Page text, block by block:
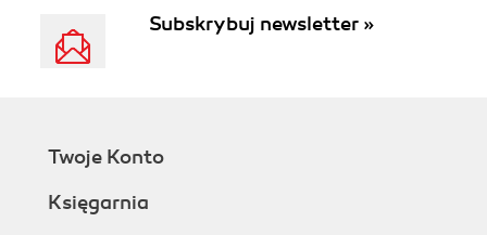
Subskrybuj newsletter »
Twoje Konto
Księgarnia